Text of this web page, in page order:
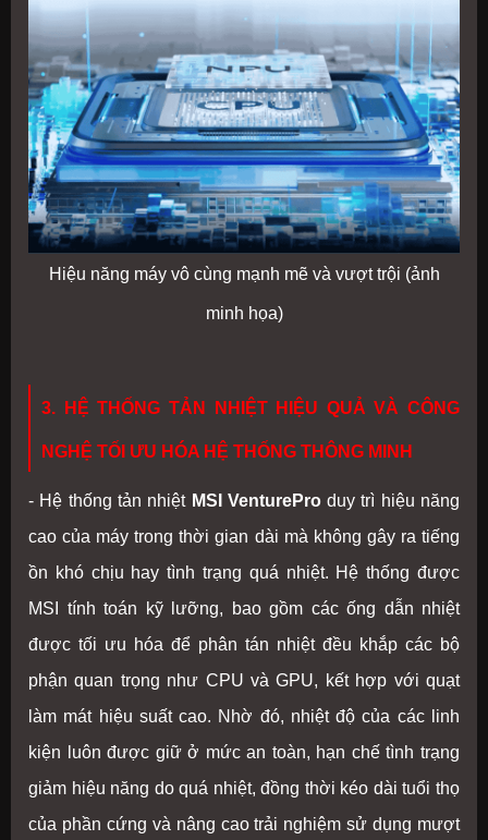
Hiệu năng máy vô cùng mạnh mẽ và vượt trội (ảnh
minh họa)
3. HỆ THỐNG TẢN NHIỆT HIỆU QUẢ VÀ CÔNG
NGHỆ TỐI ƯU HÓA HỆ THỐNG THÔNG MINH
- Hệ thống tản nhiệt MSI VentureProduy trì hiệu năng
cao của máy trong thời gian dài mà không gây ra tiếng
ồn khó chịu hay tình trạng quá nhiệt. Hệ thống được
MSI tính toán kỹ lưỡng, bao gồm các ống dẫn nhiệt
được tối ưu hóa để phân tán nhiệt đều khắp các bộ
phận quan trọng như CPU và GPU, kết hợp với quạt
làm mát hiệu suất cao. Nhờ đó, nhiệt độ của các linh
kiện luôn được giữ ở mức an toàn, hạn chế tình trạng
giảm hiệu năng do quá nhiệt, đồng thời kéo dài tuổi thọ
của phần cứng và nâng cao trải nghiệm sử dụng mượt